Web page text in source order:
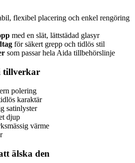
flexibel placering och enkel rengöring
med en slät, lättstädad glasyr
för säkert grepp och tidlös stil
som passar hela Aida tillbehörslinje
tillverkar
polering
karaktär
satinlyster
djup
värme
älska den